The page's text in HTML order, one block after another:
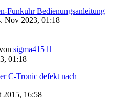
Funkuhr Bedienungsanleitung
Nov 2023, 01:18
sigma415
01:18
C-Tronic defekt nach
16:58